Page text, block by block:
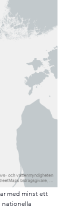
med minst ett
nationella